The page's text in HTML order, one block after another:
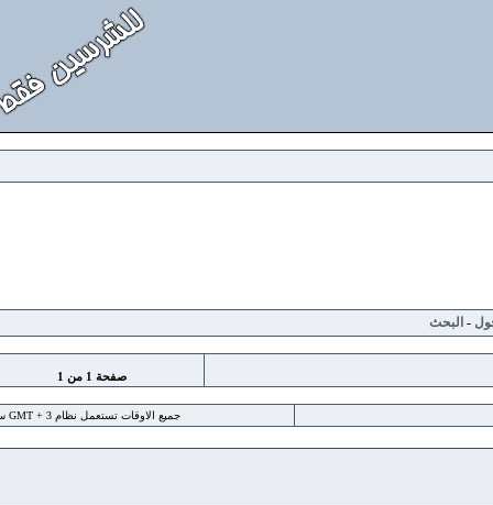
صفحة1من1
جميع الاوقات تستعمل نظام GMT + 3 ساعة